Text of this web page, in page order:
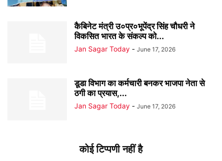
कैबिनेट मंत्री उ०प्र०भूपेंद्र सिंह चौधरी ने
विकसित भारत के संकल्प को...
Jan Sagar Today - June 17, 2026
डूडा विभाग का कर्मचारी बनकर भाजपा नेता से
ठगी का प्रयास,...
Jan Sagar Today - June 17, 2026
कोई टिप्पणी नहीं है